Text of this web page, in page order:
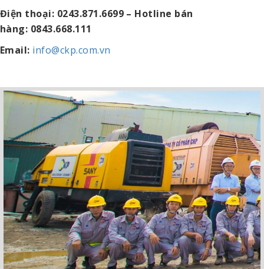
Điện thoại: 0243.871.6699 – Hotline bán
hàng: 0843.668.111
Email: info@ckp.com.vn